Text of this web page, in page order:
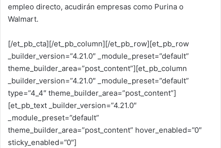
empleo directo, acudirán empresas como Purina o
Walmart.
[/et_pb_cta][/et_pb_column][/et_pb_row][et_pb_row
_builder_version=”4.21.0″ _module_preset=”default”
theme_builder_area=”post_content”][et_pb_column
_builder_version=”4.21.0″ _module_preset=”default”
type=”4_4″ theme_builder_area=”post_content”]
[et_pb_text _builder_version=”4.21.0″
_module_preset=”default”
theme_builder_area=”post_content” hover_enabled=”0″
sticky_enabled=”0″]